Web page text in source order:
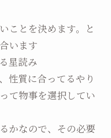
ことを決めます。と
います
星読み
性質に合ってるやり
て物事を選択してい
かなので、その必要